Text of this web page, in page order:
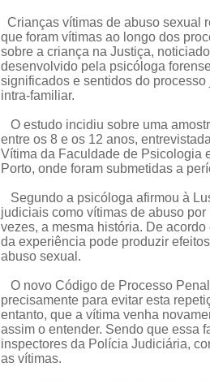
Crianças vítimas de abuso sexual
que foram vítimas ao longo dos
sobre a criança na Justiça,
desenvolvido pela psicóloga
significados e sentidos do
intra-familiar.
O estudo incidiu sobre uma
entre os 8 e os 12 anos,
Vítima da Faculdade de Psicologia
Porto, onde foram submetidas a
Segundo a psicóloga afirmou à
judiciais como vítimas de abuso
vezes, a mesma história. De
da experiência pode produzir
abuso sexual.
O novo Código de Processo
precisamente para evitar esta
entanto, que a vítima venha
assim o entender. Sendo que essa
inspectores da Polícia Judiciária,
as vítimas.